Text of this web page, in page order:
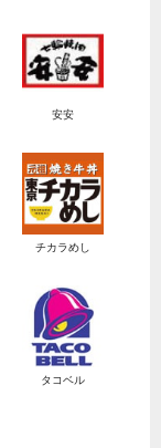
安安
チカラめし
タコベル